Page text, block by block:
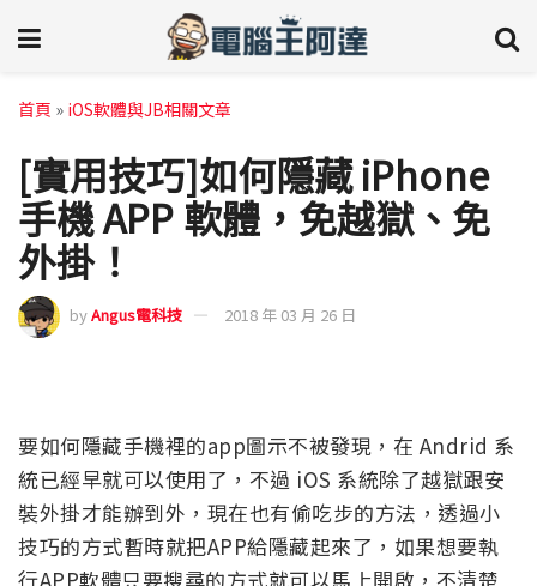
首頁 » iOS軟體與JB相關文章
[實用技巧]如何隱藏 iPhone
手機 APP 軟體，免越獄、免
外掛！
byAngus電科技 2018 年 03 月 26 日
要如何隱藏手機裡的app圖示不被發現，在 Andrid 系
統已經早就可以使用了，不過 iOS 系統除了越獄跟安
裝外掛才能辦到外，現在也有偷吃步的方法，透過小
技巧的方式暫時就把APP給隱藏起來了，如果想要執
行APP軟體只要搜尋的方式就可以馬上開啟，不清楚